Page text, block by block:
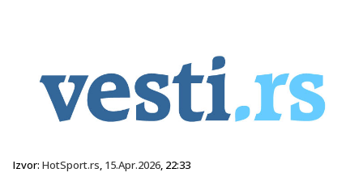
Izvor: HotSport.rs, 15.Apr.2026, 22:33